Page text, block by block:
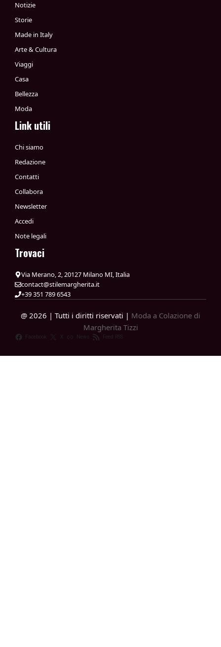
Notizie
Storie
Made in Italy
Arte & Cultura
Viaggi
Casa
Bellezza
Moda
Link utili
Chi siamo
Redazione
Contatti
Collabora
Newsletter
Accedi
Note legali
Trovaci
Via Merano, 2, 20127 Milano MI, Italia
contact@stilemargherita.it
+39 351 789 6543
@ 2026 | Tutti i diritti riservati | Moda a Colazione di
Margherita Tizzi
Facebook X News Feed RSS